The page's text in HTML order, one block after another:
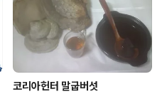
코리아헌터 말굽버섯